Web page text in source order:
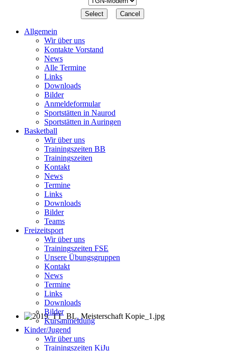
Allgemein
Wir über uns
Kontakte Vorstand
News
Alle Termine
Links
Downloads
Bilder
Anmeldeformular
Sportstätten in Naurod
Sportstätten in Auringen
Basketball
Wir über uns
Trainingszeiten BB
Trainingszeiten
Kontakt
News
Termine
Links
Downloads
Bilder
Teams
Freizeitsport
Wir über uns
Trainingszeiten FSE
Unsere Übungsgruppen
Kontakt
News
Termine
Links
Downloads
Bilder
Kursanmeldung
Kinder/Jugend
Wir über uns
Trainingszeiten KiJu